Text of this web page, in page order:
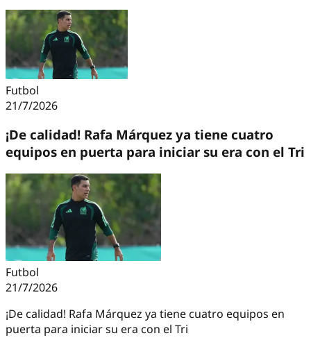
Futbol
21/7/2026
¡De calidad! Rafa Márquez ya tiene cuatro
equipos en puerta para iniciar su era con el Tri
Futbol
21/7/2026
¡De calidad! Rafa Márquez ya tiene cuatro equipos en
puerta para iniciar su era con el Tri